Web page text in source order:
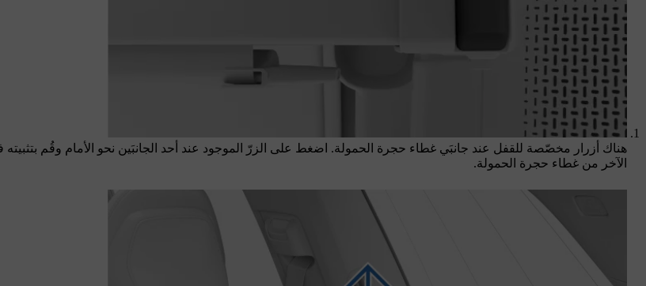
هناك أزرار مخصّصة للقفل عند جانبَي غطاء حجرة الحمولة. اضغط على الزرّ الموجود عند أحد الجانبَين نحو الأمام وقُم
الآخر من غطاء حجرة الحمولة.